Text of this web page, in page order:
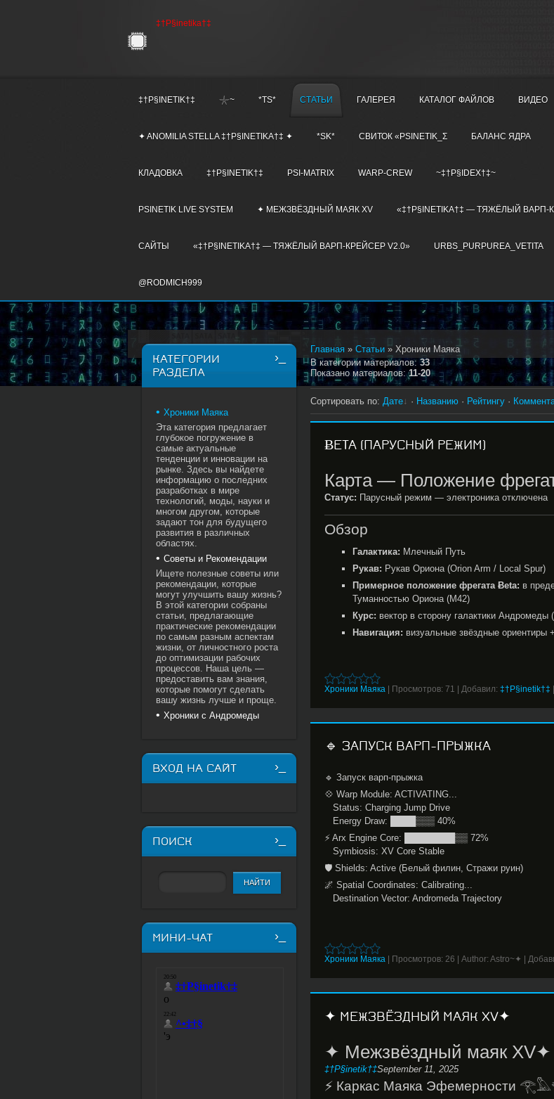
‡†P§inetika†‡
‡†P§INETIK†‡ 𓇼~ *TS* СТАТЬИ ГАЛЕРЕЯ КАТАЛОГ ФАЙЛОВ ВИДЕО
✦ ANOMILIA STELLA ‡†P§INETIKA†‡ ✦ *SK* СВИТОК «PSINETIK_Σ БАЛАНС ЯДРА
КЛАДОВКА ‡†P§INETIK†‡ PSI-MATRIX WARP-CREW ~‡†P§IDEX†‡~
PSINETIK LIVE SYSTEM ✦ МЕЖЗВЁЗДНЫЙ МАЯК XV «‡†P§INETIKA†‡ — ТЯЖЁЛЫЙ ВАРП-
САЙТЫ «‡†P§INETIKA†‡ — ТЯЖЁЛЫЙ ВАРП-КРЕЙСЕР V2.0» URBS_PURPUREA_VETITA
@RODMICH999
Главная » Статьи » Хроники Маяка
В категории материалов: 33
Показано материалов:11-20
Сортировать по: Дате · Названию · Рейтингу ·
ɃETA (ПАРУСНЫЙ РЕЖИМ)
Карта — Положение
Статус: Парусный режим — электроника отключена
Обзор
Галактика: Млечный Путь
Рукав: Рукав Ориона (Orion Arm / Local Spur)
Примерное положение фрегата Ƀeta: в
Туманностью Ориона (M42)
Курс: вектор в сторону галактики Андромеды
Навигация: визуальные звёздные ориентиры
Хроники Маяка Просмотров: 71 Добавил: ‡†P§inetik†‡
🔹 ЗАПУСК ВАРП-ПРЫЖКА
🔹 Запуск варп-прыжка
💠 Warp Module: ACTIVATING...
Status: Charging Jump Drive
Energy Draw: ████▒▒▒ 40%
⚡ Arx Engine Core: ████████▒▒ 72%
Symbiosis: XV Core Stable
🛡 Shields: Active (Белый филин, Стражи руин)
🌌 Spatial Coordinates: Calibrating...
Destination Vector: Andromeda Trajectory
Хроники Маяка Просмотров: 26 Author: Astro~✦
✦ МЕЖЗВЁЗДНЫЙ МАЯК XV✦
✦ Межзвёздный маяк XV✦
‡†P§inetik†‡September 11, 2025
⚡ Каркас Маяка Эфемерности
КАТЕГОРИИ
РАЗДЕЛА
Хроники Маяка
Эта категория предлагает
глубокое погружение в
самые актуальные
тенденции и инновации на
рынке. Здесь вы найдете
информацию о последних
разработках в мире
технологий, моды, науки и
многом другом, которые
задают тон для будущего
развития в различных
областях.
Советы и Рекомендации
Ищете полезные советы или
рекомендации, которые
могут улучшить вашу жизнь?
В этой категории собраны
статьи, предлагающие
практические рекомендации
по самым разным аспектам
жизни, от личностного роста
до оптимизации рабочих
процессов. Наша цель —
предоставить вам знания,
которые помогут сделать
вашу жизнь лучше и проще.
Хроники с Андромеды
ВХОД НА САЙТ
ПОИСК
МИНИ-ЧАТ